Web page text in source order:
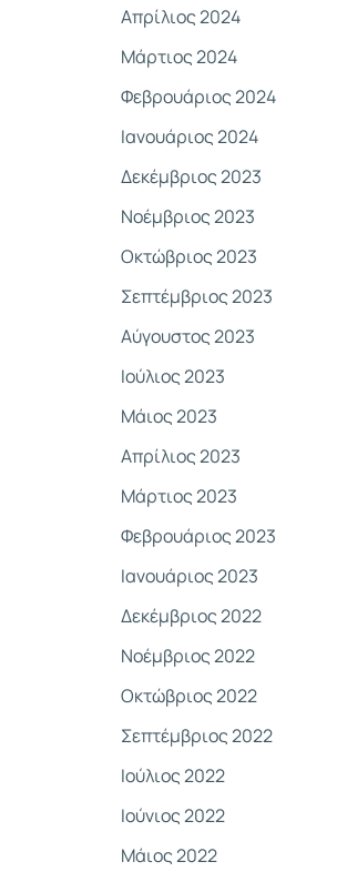
Απρίλιος 2024
Μάρτιος 2024
Φεβρουάριος 2024
Ιανουάριος 2024
Δεκέμβριος 2023
Νοέμβριος 2023
Οκτώβριος 2023
Σεπτέμβριος 2023
Αύγουστος 2023
Ιούλιος 2023
Μάιος 2023
Απρίλιος 2023
Μάρτιος 2023
Φεβρουάριος 2023
Ιανουάριος 2023
Δεκέμβριος 2022
Νοέμβριος 2022
Οκτώβριος 2022
Σεπτέμβριος 2022
Ιούλιος 2022
Ιούνιος 2022
Μάιος 2022